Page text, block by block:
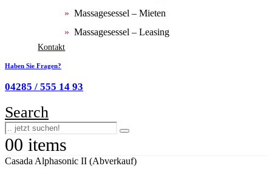
Massagesessel – Mieten
Massagesessel – Leasing
Kontakt
Haben Sie Fragen?
04285 / 555 14 93
Search
00 items
Casada Alphasonic II (Abverkauf)